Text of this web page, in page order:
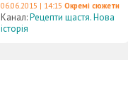
06.06.2015 | 14:15 Окремі сюжети
Канал:Рецепти щастя. Нова
історія